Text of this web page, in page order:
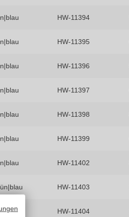
HW-11394
HW-11395
HW-11396
HW-11397
HW-11398
HW-11399
HW-11402
HW-11403
HW-11404